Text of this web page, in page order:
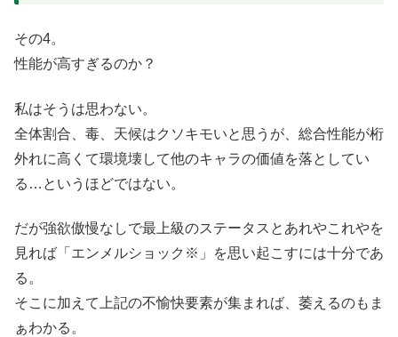
その4。
性能が高すぎるのか？
私はそうは思わない。
全体割合、毒、天候はクソキモいと思うが、総合性能が桁
外れに高くて環境壊して他のキャラの価値を落としてい
る…というほどではない。
だが強欲傲慢なしで最上級のステータスとあれやこれやを
見れば「エンメルショック※」を思い起こすには十分であ
る。
そこに加えて上記の不愉快要素が集まれば、萎えるのもま
ぁわかる。